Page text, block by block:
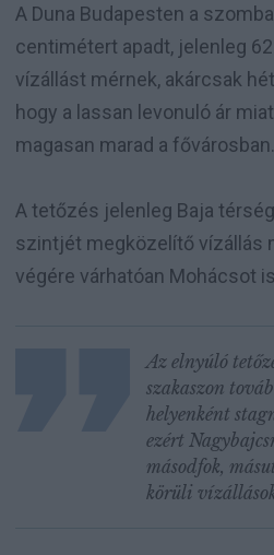
A Duna Budapesten a
centimétert apadt, jelenleg
vízállást mérnek, akárcsak
hogy a lassan levonuló ár
magasan marad a fővárosban.
A tetőzés jelenleg Baja
szintjét megközelítő vízállás
végére várhatóan Mohácsot
Az elnyúló
szakaszon
helyenként
ezért
másodfok,
körüli